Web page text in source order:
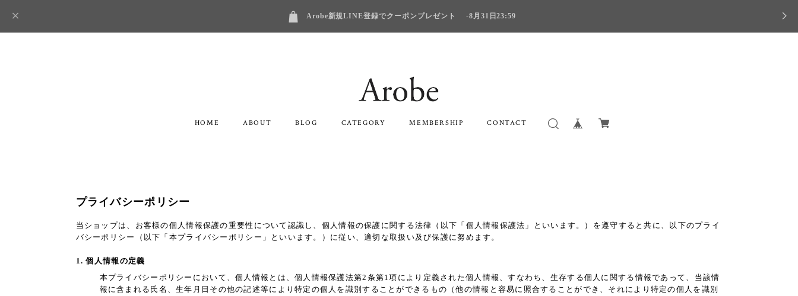
Arobe新規LINE登録でクーポンプレゼント -8月31日23:59
HOME ABOUT BLOG CATEGORY MEMBERSHIP CONTACT
プライバシーポリシー
当ショップは、お客様の個人情報保護の重要性について認識し、個人情報の保護に関する法律（以下「個人情報保護法」といいます。）を遵守すると共に、以下のプライ
バシーポリシー（以下「本プライバシーポリシー」といいます。）に従い、適切な取扱い及び保護に努めます。
1. 個人情報の定義
本プライバシーポリシーにおいて、個人情報とは、個人情報保護法第2条第1項により定義された個人情報、すなわち、生存する個人に関する情報であって、当該情
報に含まれる氏名、生年月日その他の記述等により特定の個人を識別することができるもの（他の情報と容易に照合することができ、それにより特定の個人を識別